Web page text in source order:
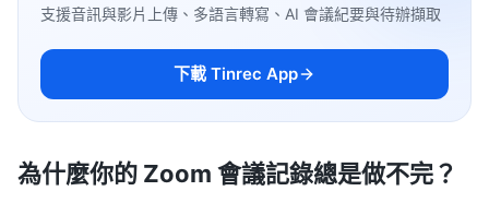
支援音訊與影片上傳、多語言轉寫、AI 會議紀要與待辦擷取
下載 Tinrec App
為什麼你的 Zoom 會議記錄總是做不完？